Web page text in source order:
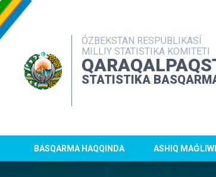
ÓZBEKSTAN RESPUBLIKASÍ
MILLIY STATISTIKA KOMITETI
STATISTIKA
BASQARMA HAQQINDA ASHIQ